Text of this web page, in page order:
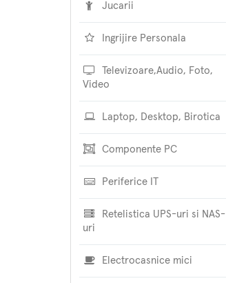
Jucarii
Ingrijire Personala
Televizoare,Audio, Foto,
Video
Laptop, Desktop, Birotica
Componente PC
Periferice IT
Retelistica UPS-uri si NAS-
uri
Electrocasnice mici